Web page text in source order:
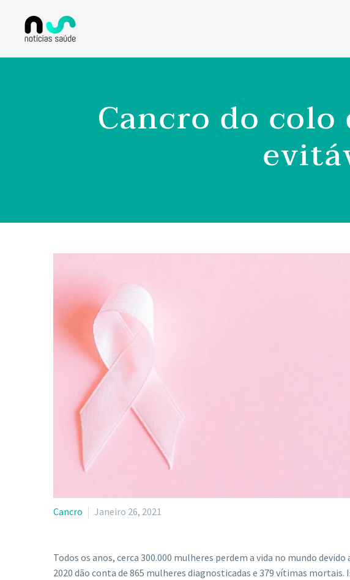
Cancro do
Cancro Janeiro 26, 2021
Todos os anos, cerca 300.000 mulheres perdem a vida no mundo
2020 dão conta de 865 mulheres diagnosticadas e 379 vítimas